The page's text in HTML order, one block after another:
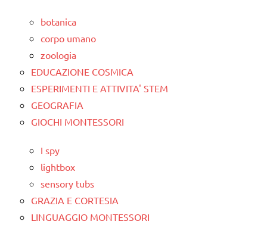
botanica
corpo umano
zoologia
EDUCAZIONE COSMICA
ESPERIMENTI E ATTIVITA' STEM
GEOGRAFIA
GIOCHI MONTESSORI
I spy
lightbox
sensory tubs
GRAZIA E CORTESIA
LINGUAGGIO MONTESSORI